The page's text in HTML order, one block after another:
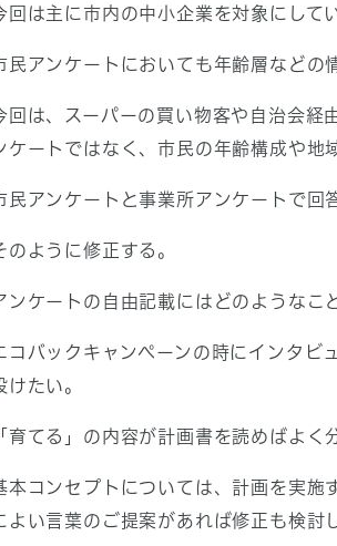
回は主に市内の中小企業を対象にして
アンケートにおいても年齢層などの
回は、スーパーの買い物客や自治会経
ケートではなく、市民の年齢構成や地
アンケートと事業所アンケートで回
のように修正する。
ケートの自由記載にはどのようなこ
コバックキャンペーンの時にインタビ
けたい。
育てる」の内容が計画書を読めばよく
本コンセプトについては、計画を実
よい言葉のご提案があれば修正も検討